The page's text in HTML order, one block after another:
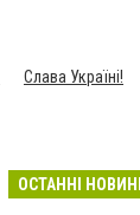
Слава Україні!
ОСТАННІ